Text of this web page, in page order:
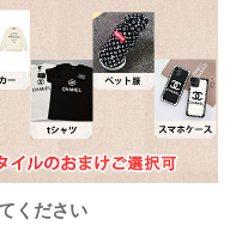
ください